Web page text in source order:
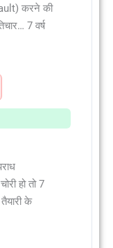
करने की
7 वर्ष
हो तो 7
के